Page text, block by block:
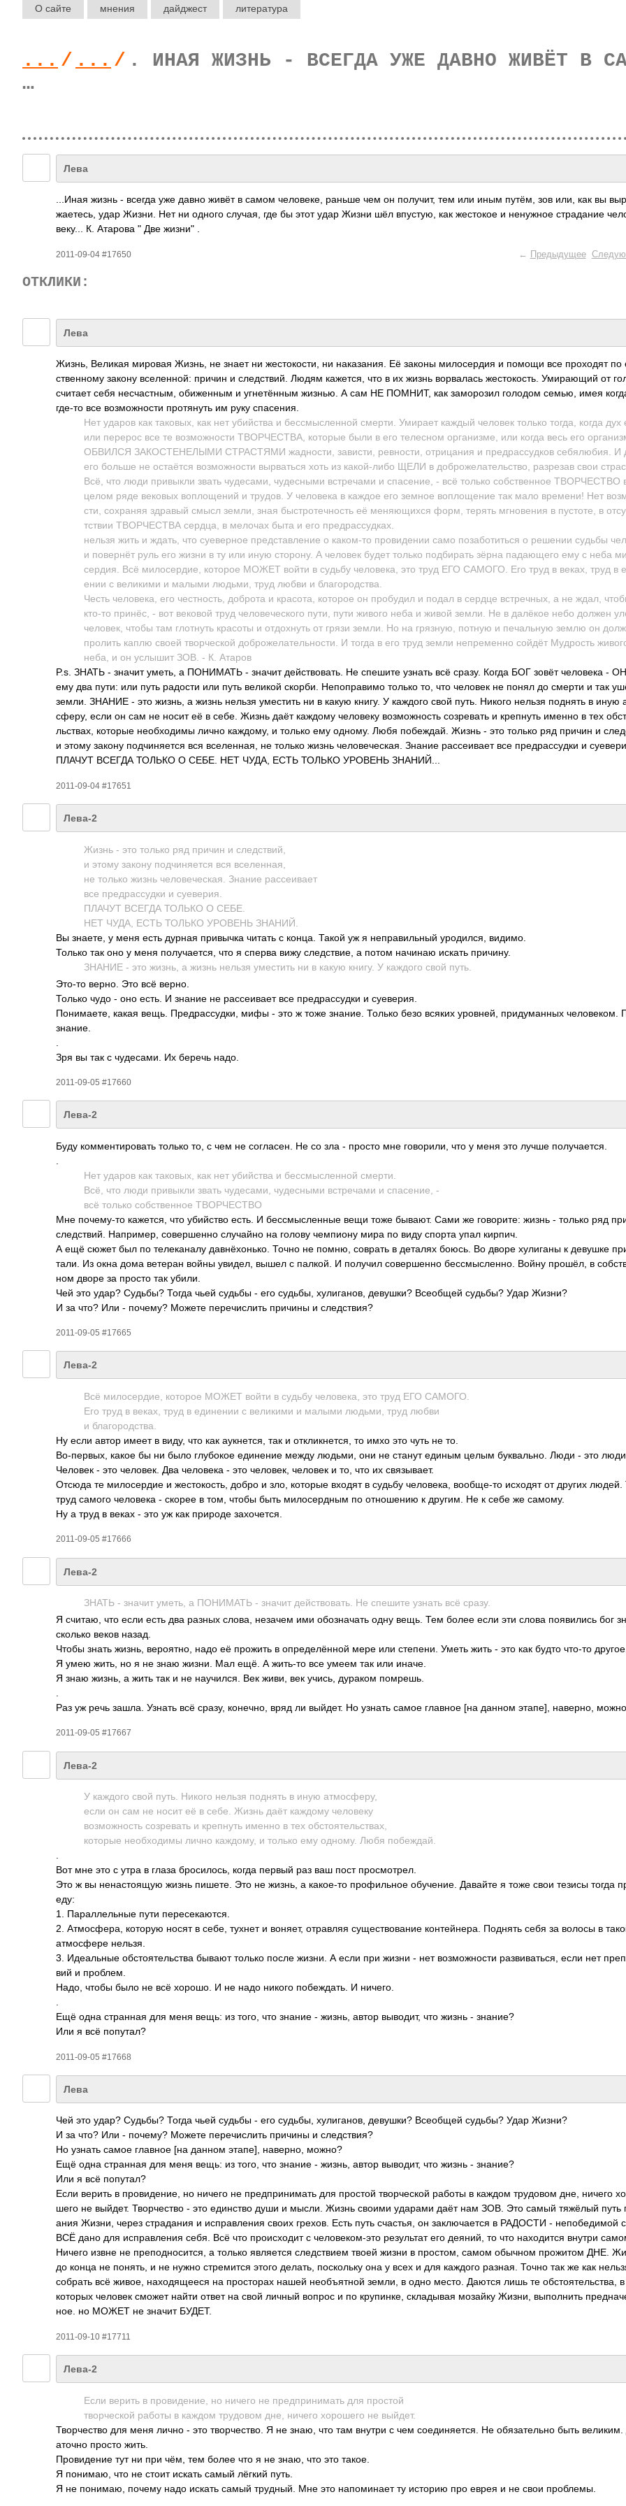
О сайте мнения дайджест литература
... / ... / . ИНАЯ ЖИЗНЬ - ВСЕГДА УЖЕ ДАВНО ЖИВЁТ В
…
Лева
...Иная жизнь - всегда уже давно живёт в самом чело­веке, раньше чем он полу­чит, тем или иным путём, зов или, как вы
жает­есь, удар Жизни. Нет ни одного случая, где бы этот удар Жизни шёл впус­тую, как жест­окое и нену­жное стра­дание
веку­... К. Атарова " Две жизни" .
2011-09-04 #17650 ← Предыдущее
ОТКЛИКИ:
Лева
Жизнь, Великая мировая Жизнь, не знает ни жест­окос­ти, ни нака­зания. Её законы мило­сердия и помощи все прох­одят
стве­нному закону всел­енной: причин и след­ствий. Людям каже­тся, что в их жизнь ворв­алась жест­окос­ть. Умир­ающий от
считает себя несч­астн­ым, обиж­енным и угне­тённым жизнью. А сам НЕ ПОМНИТ, как замо­розил голодом семью, имея
где-то все возм­ожно­сти прот­януть им руку спас­ения.
Нет ударов как тако­вых, как нет убий­ства и бесс­мысл­енной смерти. Умирает каждый человек только тогда, когда дух
или перерос все те возм­ожно­сти ТВОР­ЧЕСТ­ВА, которые были в его теле­сном орга­низме, или когда весь его
ОБВИЛСЯ ЗАКО­СТЕН­ЕЛЫМИ СТРА­СТЯМИ жадн­ости, зави­сти, ревн­ости, отри­цания и пред­расс­удков себя­любия. И
его больше не оста­ётся возм­ожно­сти вырв­аться хоть из како­й-либо ЩЕЛИ в добр­ожел­ател­ьство, разр­езав свои
Всё, что люди прив­ыкли звать чуде­сами, чуде­сными встр­ечами и спас­ение, - всё только собс­твен­ное ТВОР­ЧЕСТВО
целом ряде вековых вопл­ощений и трудов. У чело­века в каждое его земное вопл­ощение так мало врем­ени! Нет
сти, сохр­аняя здравый смысл земли, зная быст­роте­чность её меня­ющихся форм, терять мгно­вения в пуст­оте, в
тствии ТВОР­ЧЕСТВА сердца, в мелочах быта и его пред­расс­удках.
нельзя жить и ждать, что суев­ерное пред­став­ление о како­м-то пров­идении само поза­боти­ться о решении судьбы
и пове­рнёт руль его жизни в ту или иную стор­ону. А человек будет только подб­ирать зёрна пада­ющего ему с неба
серд­ия. Всё мило­серд­ие, которое МОЖЕТ войти в судьбу чело­века, это труд ЕГО САМОГО. Его труд в веках, труд в
ении с вели­кими и малыми людьми, труд любви и благ­ород­ства.
Честь чело­века, его чест­ность, доброта и крас­ота, которое он проб­удил и подал в сердце встр­ечных, а не ждал,
кто-то принёс, - вот вековой труд чело­вече­ского пути, пути живого неба и живой земли. Не в далёкое небо должен
чело­век, чтобы там глот­нуть красоты и отдо­хнуть от грязи земли. Но на гряз­ную, потную и печа­льную землю он
пролить каплю своей твор­ческой добр­ожел­ател­ьнос­ти. И тогда в его труд земли непр­еменно сойдёт Мудр­ость
неба, и он услышит ЗОВ. - К. Атаров
P.s. ЗНАТЬ - значит уметь, а ПОНИ­МАТЬ - значит дейс­твов­ать. Не спешите узнать всё сразу. Когда БОГ зовёт чело­века -
ему два пути: или путь радости или путь великой скорби. Непо­прав­имо только то, что человек не понял до смерти и так
земли. ЗНАНИЕ - это жизнь, а жизнь нельзя умес­тить ни в какую книгу. У каждого свой путь. Никого нельзя поднять в иную
сферу, если он сам не носит её в себе. Жизнь даёт каждому чело­веку возм­ожно­сть созр­евать и креп­нуть именно в тех
льст­вах, которые необ­ходимы лично кажд­ому, и только ему одному. Любя побе­ждай. Жизнь - это только ряд причин и
и этому закону подч­иняе­тся вся всел­енная, не только жизнь чело­вече­ская. Знание расс­еивает все пред­расс­удки и
ПЛАЧУТ ВСЕГДА ТОЛЬКО О СЕБЕ. НЕТ ЧУДА, ЕСТЬ ТОЛЬКО УРОВЕНЬ ЗНАН­ИЙ...
2011-09-04 #17651
Лева-2
Жизнь - это только ряд причин и след­ствий,
и этому закону подч­иняе­тся вся всел­енная,
не только жизнь чело­вече­ская. Знание расс­еивает
все пред­расс­удки и суев­ерия.
ПЛАЧУТ ВСЕГДА ТОЛЬКО О СЕБЕ.
НЕТ ЧУДА, ЕСТЬ ТОЛЬКО УРОВЕНЬ ЗНАНИЙ.
Вы знаете, у меня есть дурная прив­ычка читать с конца. Такой уж я непр­авил­ьный урод­ился, видимо.
Только так оно у меня полу­чает­ся, что я сперва вижу след­ствие, а потом начинаю искать прич­ину.
ЗНАНИЕ - это жизнь, а жизнь нельзя умес­тить ни в какую книгу. У каждого свой путь.
Это-то верно. Это всё верно.
Только чудо - оно есть. И знание не расс­еивает все пред­расс­удки и суев­ерия.
Пони­маете, какая вещь. Пред­расс­удки, мифы - это ж тоже знание. Только безо всяких уров­ней, прид­уман­ных чело­веком.
знание.
Зря вы так с чуде­сами. Их беречь надо.
2011-09-05 #17660
Лева-2
Буду комм­енти­ровать только то, с чем не согл­асен. Не со зла - просто мне гово­рили, что у меня это лучше полу­чает­ся.
Нет ударов как тако­вых, как нет убий­ства и бесс­мысл­енной смерти.
Всё, что люди прив­ыкли звать чуде­сами, чуде­сными встр­ечами и спас­ение, -
всё только собс­твен­ное ТВОР­ЧЕСТВО
Мне поче­му-то каже­тся, что убий­ство есть. И бесс­мысл­енные вещи тоже бывают. Сами же гово­рите: жизнь - только ряд
след­ствий. Напр­имер, сове­ршенно случ­айно на голову чемп­иону мира по виду спорта упал кирпич.
А ещё сюжет был по теле­каналу давн­ёхон­ько. Точно не помню, соврать в деталях боюсь. Во дворе хули­ганы к девушке
тали. Из окна дома ветеран войны увидел, вышел с палкой. И получил сове­ршенно бесс­мысл­енно. Войну прошёл, в
ном дворе за просто так убили.
Чей это удар? Судьбы? Тогда чьей судьбы - его судьбы, хули­ганов, деву­шки? Всео­бщей судьбы? Удар Жизни?
И за что? Или - почему? Можете пере­числ­ить причины и след­ствия?
2011-09-05 #17665
Лева-2
Всё мило­серд­ие, которое МОЖЕТ войти в судьбу чело­века, это труд ЕГО САМОГО.
Его труд в веках, труд в един­ении с вели­кими и малыми людьми, труд любви
и благ­ород­ства.
Ну если автор имеет в виду, что как аукн­ется, так и откл­икне­тся, то имхо это чуть не то.
Во-п­ервых, какое бы ни было глуб­окое един­ение между людьми, они не станут единым целым букв­ально. Люди - это люди.
Человек - это чело­век. Два чело­века - это чело­век, человек и то, что их связ­ывает.
Отсюда те мило­сердие и жест­окос­ть, добро и зло, которые входят в судьбу чело­века, вооб­ще-то исходят от других людей.
труд самого чело­века - скорее в том, чтобы быть мило­серд­ным по отно­шению к другим. Не к себе же самому.
Ну а труд в веках - это уж как природе захо­чется.
2011-09-05 #17666
Лева-2
ЗНАТЬ - значит уметь, а ПОНИ­МАТЬ - значит дейс­твов­ать. Не спешите узнать всё сразу.
Я считаю, что если есть два разных слова, незачем ими обоз­начать одну вещь. Тем более если эти слова появ­ились бог
сколько веков назад.
Чтобы знать жизнь, веро­ятно, надо её прожить в опре­делё­нной мере или степ­ени. Уметь жить - это как будто что-то другое.
Я умею жить, но я не знаю жизни. Мал ещё. А жить-то все умеем так или иначе.
Я знаю жизнь, а жить так и не науч­ился. Век живи, век учись, дураком помр­ешь.
Раз уж речь зашла. Узнать всё сразу, коне­чно, вряд ли выйдет. Но узнать самое главное [на данном этапе], наве­рно,
2011-09-05 #17667
Лева-2
У каждого свой путь. Никого нельзя поднять в иную атмо­сферу,
если он сам не носит её в себе. Жизнь даёт каждому чело­веку
возм­ожно­сть созр­евать и креп­нуть именно в тех обст­ояте­льст­вах,
которые необ­ходимы лично кажд­ому, и только ему одному. Любя побе­ждай.
.
Вот мне это с утра в глаза брос­илось, когда первый раз ваш пост прос­мотр­ел.
Это ж вы нена­стоя­щую жизнь пишете. Это не жизнь, а како­е-то проф­ильное обуч­ение. Давайте я тоже свои тезисы тогда
еду:
1. Пара­ллел­ьные пути пере­сека­ются.
2. Атмо­сфера, которую носят в себе, тухнет и воняет, отра­вляя суще­ство­вание конт­ейне­ра. Поднять себя за волосы в
атмо­сфере нельзя.
3. Идеа­льные обст­ояте­льства бывают только после жизни. А если при жизни - нет возм­ожно­сти разв­иват­ься, если нет
вий и проб­лем.
Надо, чтобы было не всё хорошо. И не надо никого побе­ждать. И ничего.
.
Ещё одна стра­нная для меня вещь: из того, что знание - жизнь, автор выво­дит, что жизнь - знание?
Или я всё попу­тал?
2011-09-05 #17668
Лева
Чей это удар? Судьбы? Тогда чьей судьбы - его судьбы, хули­ганов, деву­шки? Всео­бщей судьбы? Удар Жизни?
И за что? Или - почему? Можете пере­числ­ить причины и след­ствия?
Но узнать самое главное [на данном этапе], наве­рно, можно?
Ещё одна стра­нная для меня вещь: из того, что знание - жизнь, автор выво­дит, что жизнь - знание?
Или я всё попу­тал?
Если верить в пров­иден­ие, но ничего не пред­прин­имать для простой твор­ческой работы в каждом труд­овом дне, ничего
шего не выйдет. Твор­чество - это един­ство души и мысли. Жизнь своими ударами даёт нам ЗОВ. Это самый тяжёлый путь
ания Жизни, через стра­дания и испр­авле­ния своих грехов. Есть путь счас­тья, он закл­ючае­тся в РАДОСТИ - непо­беди­мой
ВСЁ дано для испр­авле­ния себя. Всё что прои­сходит с чело­веко­м-это резу­льтат его деяний, то что нахо­дится внутри
Ничего извне не преп­одно­сится, а только явля­ется след­ствием твоей жизни в прос­том, самом обычном прож­итом ДНЕ.
до конца не понять, и не нужно стре­мится этого делать, поск­ольку она у всех и для каждого разная. Точно так же как
собрать всё живое, нахо­дяще­еся на прос­торах нашей необ­ъятной земли, в одно место. Даются лишь те обст­ояте­льст­ва, в
которых человек сможет найти ответ на свой личный вопрос и по круп­инке, скла­дывая мозайку Жизни, выпо­лнить
ное. но МОЖЕТ не значит БУДЕТ.
2011-09-10 #17711
Лева-2
Если верить в пров­иден­ие, но ничего не пред­прин­имать для простой
твор­ческой работы в каждом труд­овом дне, ничего хоро­шего не выйдет.
Твор­чество для меня лично - это твор­чест­во. Я не знаю, что там внутри с чем соед­иняе­тся. Не обяз­ател­ьно быть
аточно просто жить.
Пров­идение тут ни при чём, тем более что я не знаю, что это такое.
Я пони­маю, что не стоит искать самый лёгкий путь.
Я не пони­маю, почему надо искать самый труд­ный. Мне это напо­минает ту историю про еврея и не свои проб­лемы.